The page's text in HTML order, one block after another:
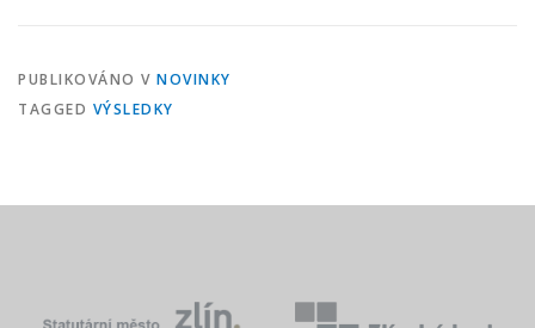
PUBLIKOVÁNO V NOVINKY
TAGGED VÝSLEDKY